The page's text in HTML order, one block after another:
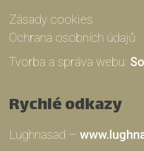
Zásady cookies
Ochrana osobních údajů
Tvorba a správa webu:
Rychlé odkazy
Lughnasad –